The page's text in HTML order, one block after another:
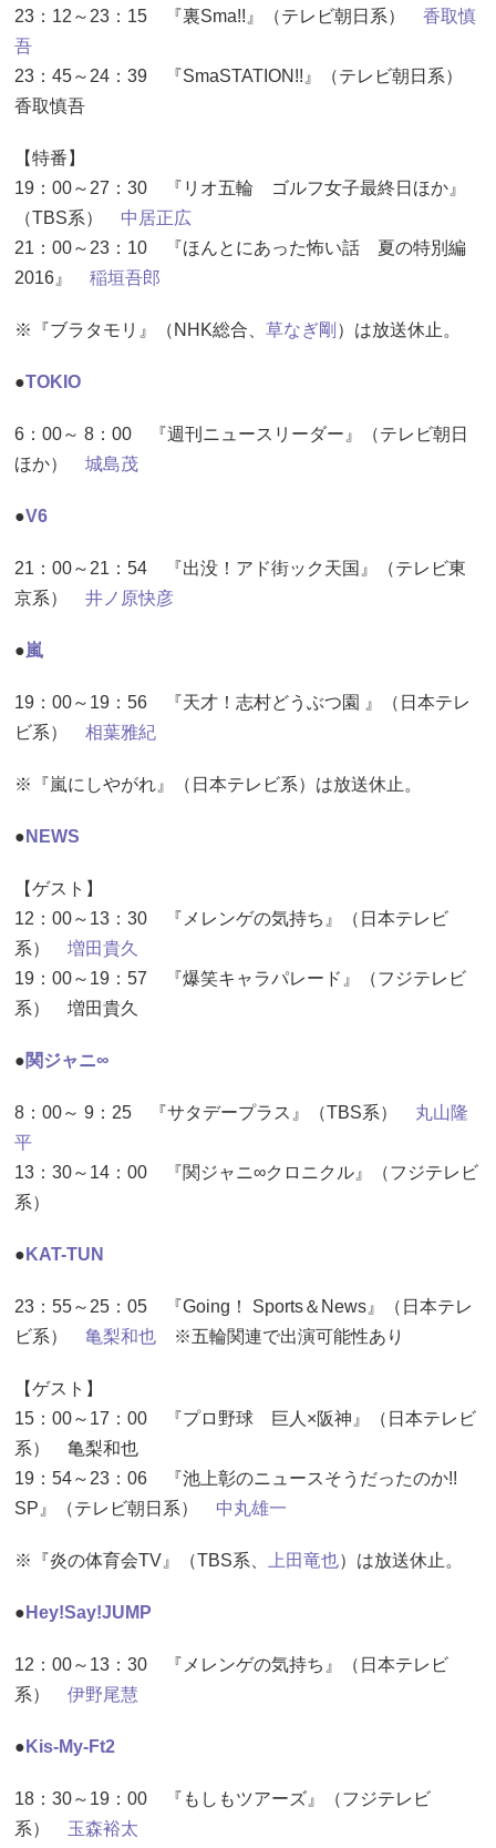
23：12～23：15 『裏Sma!!』（テレビ朝日系） 香取慎
吾
23：45～24：39 『SmaSTATION!!』（テレビ朝日系）
香取慎吾
【特番】
19：00～27：30 『リオ五輪 ゴルフ女子最終日ほか』
（TBS系） 中居正広
21：00～23：10 『ほんとにあった怖い話 夏の特別編
2016』 稲垣吾郎
※『ブラタモリ』（NHK総合、 草なぎ剛 ）は放送休止。
●TOKIO
6：00～ 8：00 『週刊ニュースリーダー』（テレビ朝日
ほか） 城島茂
●V6
21：00～21：54 『出没！アド街ック天国』（テレビ東
京系） 井ノ原快彦
●嵐
19：00～19：56 『天才！志村どうぶつ園 』（日本テレ
ビ系） 相葉雅紀
※『嵐にしやがれ』（日本テレビ系）は放送休止。
● NEWS
【ゲスト】
12：00～13：30 『メレンゲの気持ち』（日本テレビ
系） 増田貴久
19：00～19：57 『爆笑キャラパレード』（フジテレビ
系） 増田貴久
●関ジャニ∞
8：00～ 9：25 『サタデープラス』（TBS系） 丸山隆
平
13：30～14：00 『関ジャニ∞クロニクル』（フジテレビ
系）
● KAT-TUN
23：55～25：05 『Going！ Sports＆News』（日本テレ
ビ系） 亀梨和也 ※五輪関連で出演可能性あり
【ゲスト】
15：00～17：00 『プロ野球 巨人×阪神』（日本テレビ
系） 亀梨和也
19：54～23：06 『池上彰のニュースそうだったのか!!
SP』（テレビ朝日系） 中丸雄一
※『炎の体育会TV』（TBS系、 上田竜也）は放送休止。
● Hey!Say!JUMP
12：00～13：30 『メレンゲの気持ち』（日本テレビ
系） 伊野尾慧
● Kis-My-Ft2
18：30～19：00 『もしもツアーズ』（フジテレビ
系） 玉森裕太